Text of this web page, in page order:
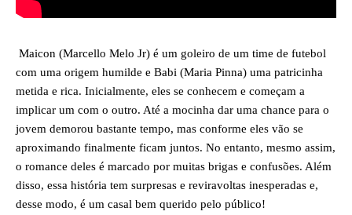
Maicon (Marcello Melo Jr) é um goleiro de um time de futebol
com uma origem humilde e Babi (Maria Pinna) uma patricinha
metida e rica. Inicialmente, eles se conhecem e começam a
implicar um com o outro. Até a mocinha dar uma chance para o
jovem demorou bastante tempo, mas conforme eles vão se
aproximando finalmente ficam juntos. No entanto, mesmo assim,
o romance deles é marcado por muitas brigas e confusões. Além
disso, essa história tem surpresas e reviravoltas inesperadas e,
desse modo, é um casal bem querido pelo público!